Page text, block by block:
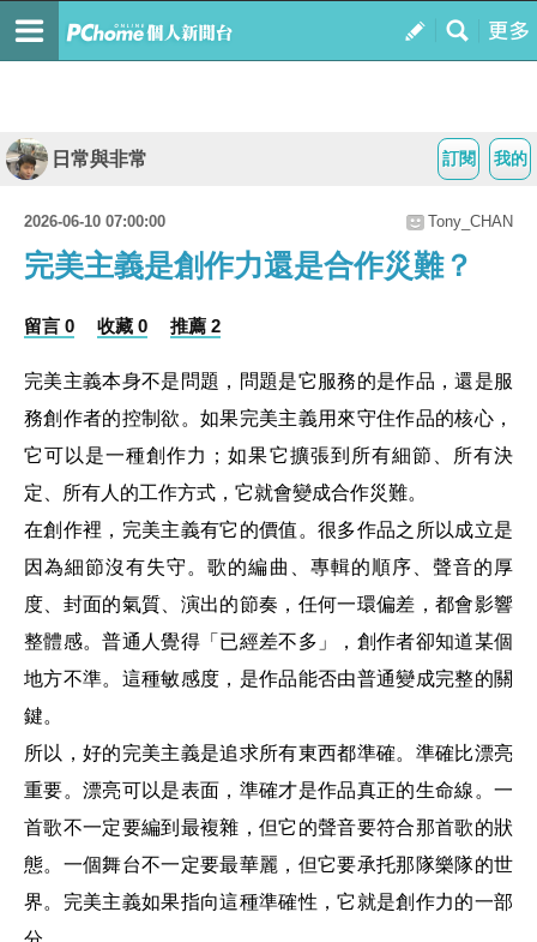
我的
訂閱
日常與非常
2026-06-10 07:00:00 Tony_CHAN
完美主義是創作力還是合作災難？
留言 0 收藏 0 推薦 2
完美主義本身不是問題，問題是它服務的是作品，還是服
務創作者的控制欲。如果完美主義用來守住作品的核心，
它可以是一種創作力；如果它擴張到所有細節、所有決
定、所有人的工作方式，它就會變成合作災難。
在創作裡，完美主義有它的價值。很多作品之所以成立是
因為細節沒有失守。歌的編曲、專輯的順序、聲音的厚
度、封面的氣質、演出的節奏，任何一環偏差，都會影響
整體感。普通人覺得「已經差不多」，創作者卻知道某個
地方不準。這種敏感度，是作品能否由普通變成完整的關
鍵。
所以，好的完美主義是追求所有東西都準確。準確比漂亮
重要。漂亮可以是表面，準確才是作品真正的生命線。一
首歌不一定要編到最複雜，但它的聲音要符合那首歌的狀
態。一個舞台不一定要最華麗，但它要承托那隊樂隊的世
界。完美主義如果指向這種準確性，它就是創作力的一部